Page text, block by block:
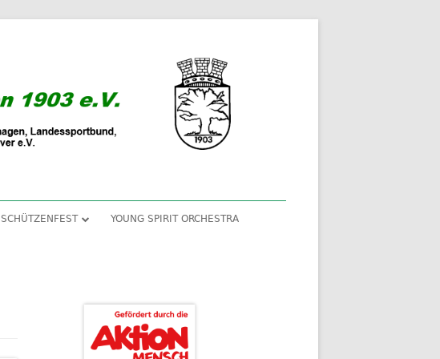
SCHÜTZENFEST
SCHÜTZENFEST 2023
SCHÜTZENFEST 2022
YOUNG SPIRIT ORCHESTRA
Haupt-
Seitenleiste